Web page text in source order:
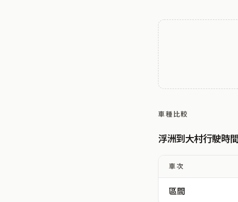
車種比較
浮洲到大村行駛時間
車次
區間